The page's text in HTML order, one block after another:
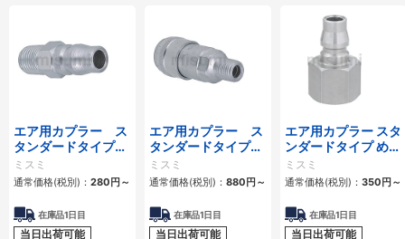
エア用カプラー ス
タンダードタイプ
おねじプラグ
ミスミ
通常価格(税別)： 280 円 ～
在庫品1日目
当日出荷可能
エア用カプラー ス
タンダードタイプ
おねじソケット
ミスミ
通常価格(税別)： 880 円 ～
在庫品1日目
当日出荷可能
エア用カプラー スタ
ンダードタイプ めね
じプラグ
ミスミ
通常価格(税別)： 350 円 ～
在庫品1日目
当日出荷可能